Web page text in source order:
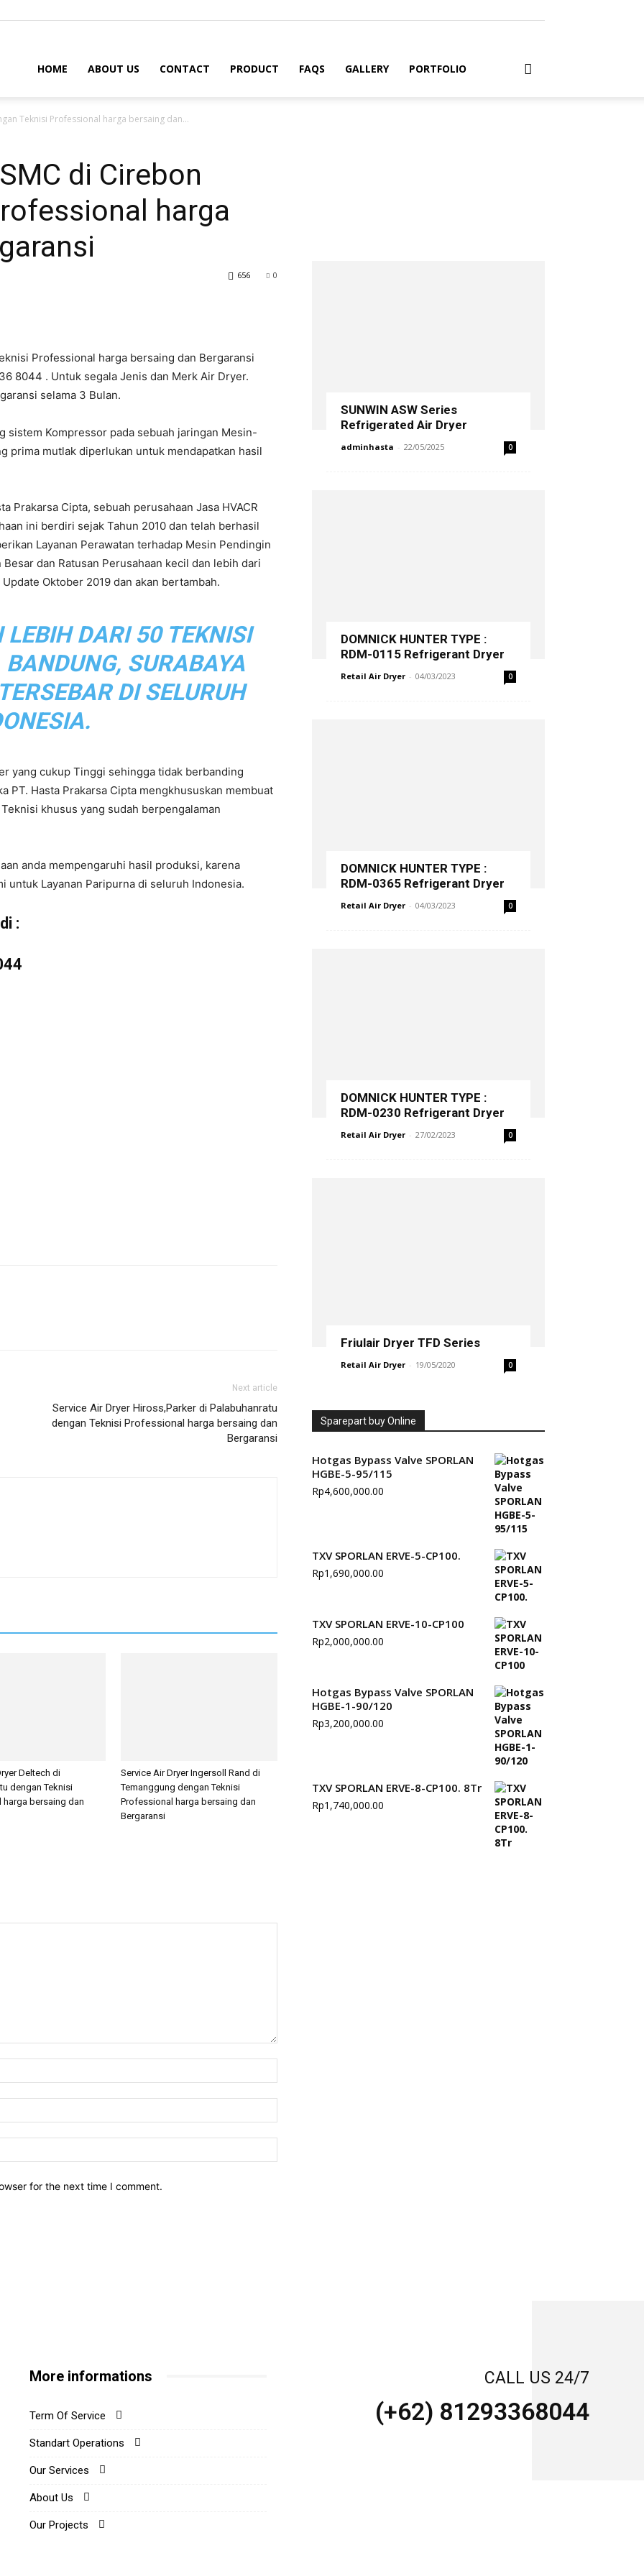
HOME ABOUT US CONTACT PRODUCT FAQS GALLERY PORTFOLIO
Teknisi Professional harga bersaing dan...
di Cirebon
harga
0
656
Professional harga bersaing dan Bergaransi
8044 . Untuk segala Jenis dan Merk Air Dryer.
selama 3 Bulan.
sistem Kompressor pada sebuah jaringan Mesin-
prima mutlak diperlukan untuk mendapatkan hasil
Prakarsa Cipta, sebuah perusahaan Jasa HVACR
ini berdiri sejak Tahun 2010 dan telah berhasil
Layanan Perawatan terhadap Mesin Pendingin
dan Ratusan Perusahaan kecil dan lebih dari
Oktober 2019 dan akan bertambah.
DARI 50 TEKNISI
SURABAYA
DI SELURUH
yang cukup Tinggi sehingga tidak berbanding
PT. Hasta Prakarsa Cipta mengkhususkan membuat
khusus yang sudah berpengalaman
anda mempengaruhi hasil produksi, karena
untuk Layanan Paripurna di seluruh Indonesia.
:
Next article
Service Air Dryer Hiross,Parker di Palabuhanratu
dengan Teknisi Professional harga bersaing dan
Bergaransi
Deltech di
dengan Teknisi
harga bersaing dan
Service Air Dryer Ingersoll Rand di
Temanggung dengan Teknisi
Professional harga bersaing dan
Bergaransi
for the next time I comment.
SUNWIN ASW Series
Refrigerated Air Dryer
adminhasta - 22/05/2025 0
DOMNICK HUNTER TYPE :
RDM-0115 Refrigerant Dryer
Retail Air Dryer - 04/03/2023 0
DOMNICK HUNTER TYPE :
RDM-0365 Refrigerant Dryer
Retail Air Dryer - 04/03/2023 0
DOMNICK HUNTER TYPE :
RDM-0230 Refrigerant Dryer
Retail Air Dryer - 27/02/2023 0
Friulair Dryer TFD Series
Retail Air Dryer - 19/05/2020 0
Sparepart buy Online
Hotgas Bypass Valve SPORLAN
HGBE-5-95/115
Rp4,600,000.00
TXV SPORLAN ERVE-5-CP100.
Rp1,690,000.00
TXV SPORLAN ERVE-10-CP100
Rp2,000,000.00
Hotgas Bypass Valve SPORLAN
HGBE-1-90/120
Rp3,200,000.00
TXV SPORLAN ERVE-8-CP100. 8Tr
Rp1,740,000.00
More informations
Term Of Service
Standart Operations
Our Services
About Us
Our Projects
CALL US 24/7
(+62) 81293368044